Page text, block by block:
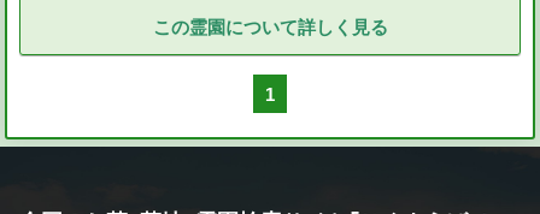
この霊園について詳しく見る
1